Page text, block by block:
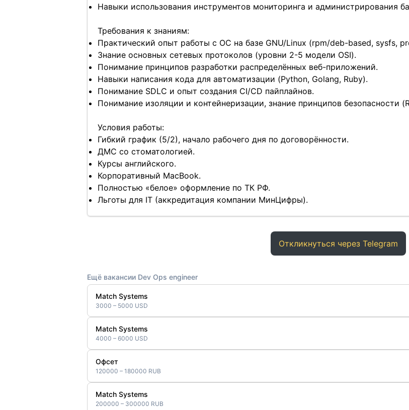
Навыки использования инструментов мониторинга и администрирования
Требования к знаниям:
Практический опыт работы с ОС на базе GNU/Linux (rpm/deb-based, sysfs,
Знание основных сетевых протоколов (уровни 2-5 модели OSI).
Понимание принципов разработки распределённых веб-приложений.
Навыки написания кода для автоматизации (Python, Golang, Ruby).
Понимание SDLC и опыт создания CI/CD пайплайнов.
Понимание изоляции и контейнеризации, знание принципов безопасности
Условия работы:
Гибкий график (5/2), начало рабочего дня по договорённости.
ДМС со стоматологией.
Курсы английского.
Корпоративный MacBook.
Полностью «белое» оформление по ТК РФ.
Льготы для IT (аккредитация компании МинЦифры).
Откликнуться через Telegram
Ещё вакансии Dev Ops engineer
Match Systems
3000 – 5000 USD
Match Systems
4000 – 6000 USD
Офсет
120000 – 180000 RUB
Match Systems
200000 – 300000 RUB